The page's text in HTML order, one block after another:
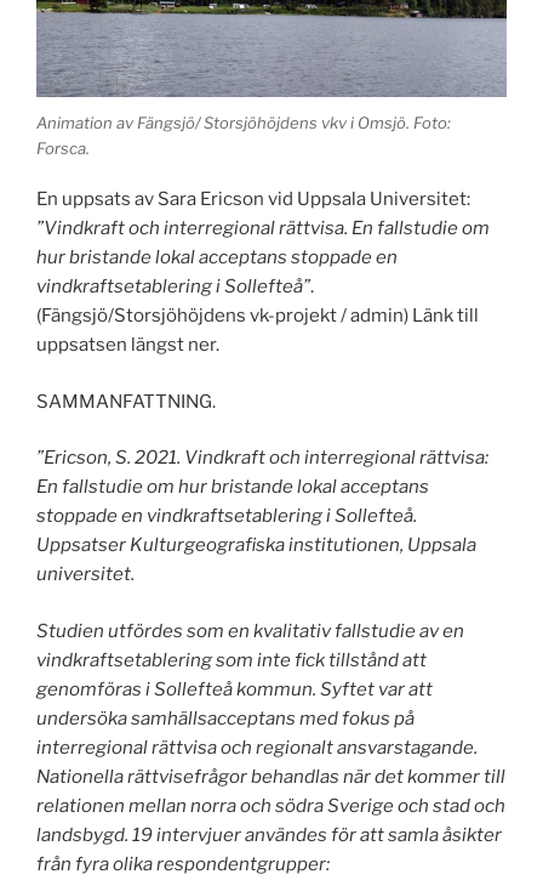
Animation av Fängsjö/ Storsjöhöjdens vkv i Omsjö. Foto:
Forsca.
En uppsats av Sara Ericson vid Uppsala Universitet:
”Vindkraft och interregional rättvisa. En fallstudie om
hur bristande lokal acceptans stoppadeen
vindkraftsetablering i Sollefteå”.
(Fängsjö/Storsjöhöjdens vk-projekt / admin) Länk till
uppsatsen längst ner.
SAMMANFATTNING.
”Ericson, S. 2021. Vindkraft och interregional rättvisa:
En fallstudie om hur bristande lokal acceptans
stoppade en vindkraftsetablering i Sollefteå.
Uppsatser Kulturgeografiska institutionen, Uppsala
universitet.
Studien utfördes som en kvalitativ fallstudie av en
vindkraftsetablering som inte fick tillstånd att
genomföras i Sollefteå kommun. Syftet var att
undersöka samhällsacceptans med fokus på
interregional rättvisa och regionaltansvarstagande.
Nationella rättvisefrågor behandlas när det kommer till
relationen mellan norra och södra Sverige och stad och
landsbygd. 19 intervjuer användes för att samla åsikter
från fyra olika respondentgrupper: